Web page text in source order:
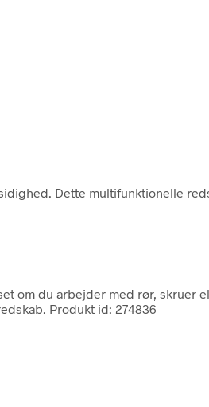
Dette multifunktionelle
om du arbejder med rør,
Produkt id: 274836